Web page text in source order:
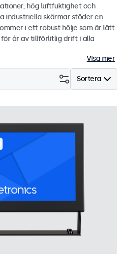
hög luftfuktighet och
industriella skärmar stöder en
i ett robust hölje som är lätt
år av tillförlitlig drift i alla
Visa mer
Sortera